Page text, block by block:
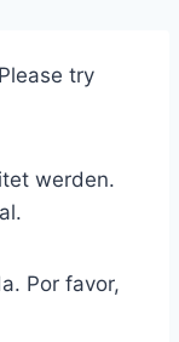
try
werden.
Por favor,